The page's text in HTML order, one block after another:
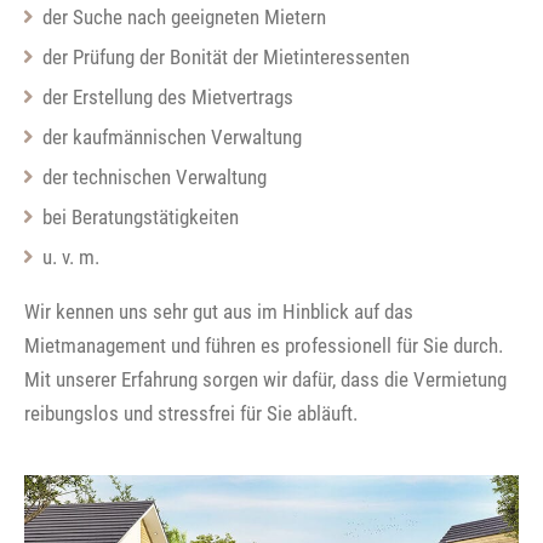
der Suche nach geeigneten Mietern
der Prüfung der Bonität der Mietinteressenten
der Erstellung des Mietvertrags
der kaufmännischen Verwaltung
der technischen Verwaltung
bei Beratungstätigkeiten
u. v. m.
Wir kennen uns sehr gut aus im Hinblick auf das
Mietmanagement und führen es professionell für Sie durch.
Mit unserer Erfahrung sorgen wir dafür, dass die Vermietung
reibungslos und stressfrei für Sie abläuft.